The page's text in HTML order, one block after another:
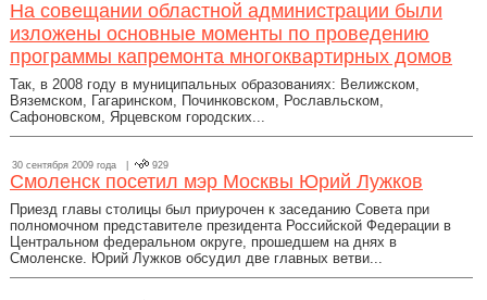
На совещании областной администрации были
изложены основные моменты по проведению
программы капремонта многоквартирных домов
Так, в 2008 году в муниципальных образованиях: Велижском,
Вяземском, Гагаринском, Починковском, Рославльском,
Сафоновском, Ярцевском городских...
30 сентября 2009 года | 929
Смоленск посетил мэр Москвы Юрий Лужков
Приезд главы столицы был приурочен к заседанию Совета при
полномочном представителе президента Российской Федерации в
Центральном федеральном округе, прошедшем на днях в
Смоленске. Юрий Лужков обсудил две главных ветви...